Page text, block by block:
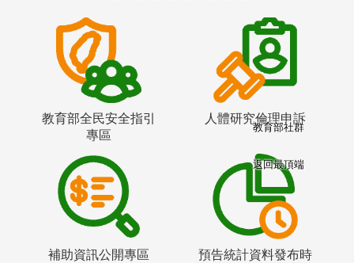
教育部全民安全指引
專區
人體研究倫理申訴
補助資訊公開專區
預告統計資料發布時
教育部社群
返回最頂端